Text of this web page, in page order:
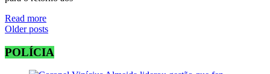
Read more
Posts
Older posts
POLÍCIA